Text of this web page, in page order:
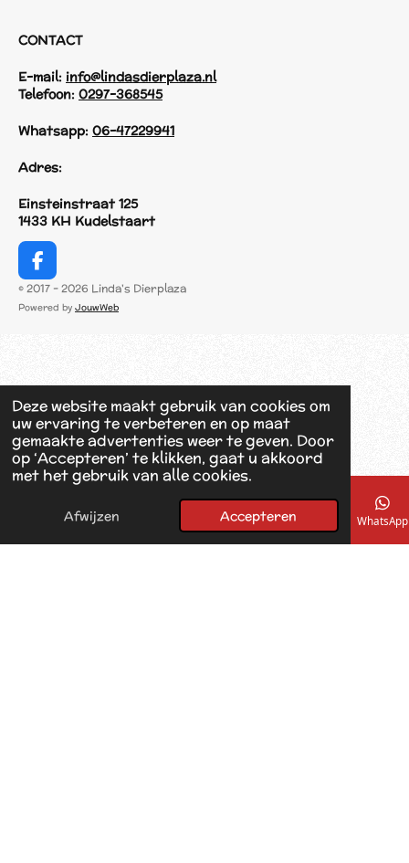
Deze website maakt gebruik van cookies om
uw ervaring te verbeteren en op maat
gemaakte advertenties weer te geven. Door
op ‘Accepteren’ te klikken, gaat u akkoord
met het gebruik van alle cookies.
Afwijzen Accepteren
CONTACT
E-mail: info@lindasdierplaza.nl
Telefoon: 0297-368545
Whatsapp: 06-47229941
Adres:
Einsteinstraat 125
1433 KH Kudelstaart
F
a
c
k
© 2017 - 2026 Linda's Dierplaza
Powered by JouwWeb
E-mailadres Telefoonnummer Kaart Facebook WhatsApp